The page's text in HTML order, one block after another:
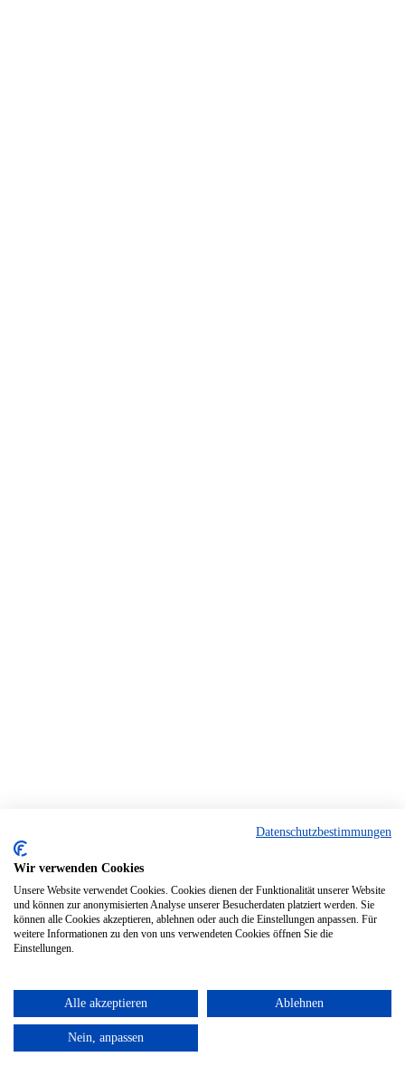
Datenschutzbestimmungen
Wir verwenden Cookies
Unsere Website verwendet Cookies. Cookies dienen der Funktionalität unserer Website
und können zur anonymisierten Analyse unserer Besucherdaten platziert werden. Sie
können alle Cookies akzeptieren, ablehnen oder auch die Einstellungen anpassen. Für
weitere Informationen zu den von uns verwendeten Cookies öffnen Sie die
Einstellungen.
Alle akzeptieren Ablehnen
Nein, anpassen